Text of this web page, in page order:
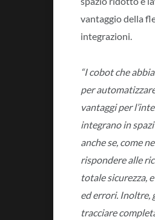
vantaggio della
integrazioni.
“I cobot che
per
vantaggi per
integrano in
anche se, come
rispondere alle
totale sicurezza,
ed errori. Inoltre,
tracciare